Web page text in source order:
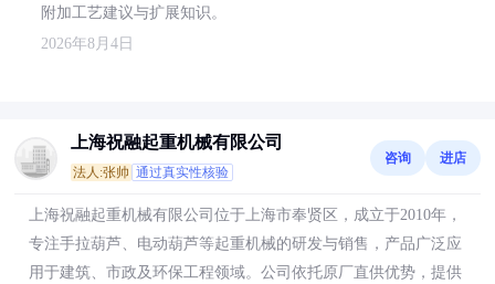
附加工艺建议与扩展知识。
2026年8月4日
上海祝融起重机械有限公司
法人:张帅 通过真实性核验
咨询 进店
上海祝融起重机械有限公司位于上海市奉贤区，成立于2010年，
专注手拉葫芦、电动葫芦等起重机械的研发与销售，产品广泛应
用于建筑、市政及环保工程领域。公司依托原厂直供优势，提供